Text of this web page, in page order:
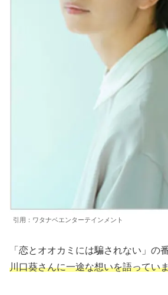
引用：ワタナベエンターテインメント
「恋とオオカミには騙されない」の
川口葵さんに一途な想いを語ってい